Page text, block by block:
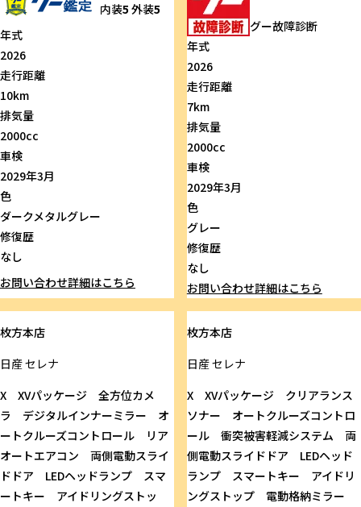
内装5 外装5
年式
2026
走行距離
10km
排気量
2000cc
車検
2029年3月
色
ダークメタルグレー
修復歴
なし
お問い合わせ詳細はこちら
グー故障診断
年式
2026
走行距離
7km
排気量
2000cc
車検
2029年3月
色
グレー
修復歴
なし
お問い合わせ詳細はこちら
枚方本店
日産セレナ
X XVパッケージ 全方位カメ
ラ デジタルインナーミラー オ
ートクルーズコントロール リア
オートエアコン 両側電動スライ
ドドア LEDヘッドランプ スマ
ートキー アイドリングストッ
枚方本店
日産セレナ
X XVパッケージ クリアランス
ソナー オートクルーズコントロ
ール 衝突被害軽減システム 両
側電動スライドドア LEDヘッド
ランプ スマートキー アイドリ
ングストップ 電動格納ミラー